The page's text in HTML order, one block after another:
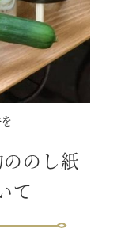
のし紙
て